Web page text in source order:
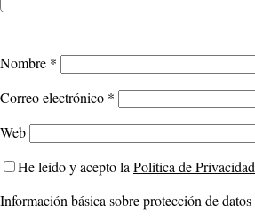
Nombre *
Correo electrónico *
Web
He leído y acepto la Política de Privacidad
Información básica sobre protección de datos